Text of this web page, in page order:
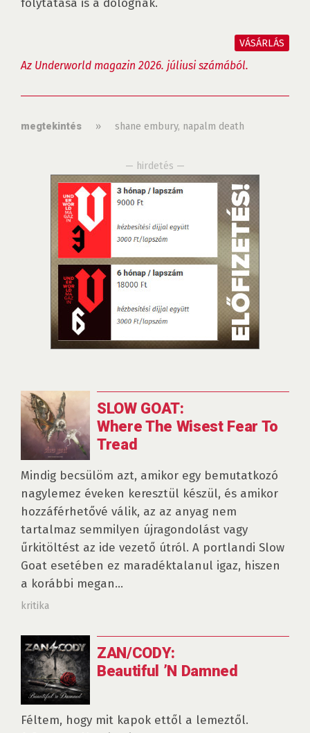
folytatása is a dolognak.
VÁSÁRLÁS
Az Underworld magazin 2026. júliusi számából.
megtekintés » shane embury, napalm death
— hirdetés —
SLOW GOAT:
Where The Wisest Fear To
Tread
Mindig becsülöm azt, amikor egy bemutatkozó
nagylemez éveken keresztül készül, és amikor
hozzáférhetővé válik, az az anyag nem
tartalmaz semmilyen újragondolást vagy
űrkitöltést az ide vezető útról. A portlandi Slow
Goat esetében ez maradéktalanul igaz, hiszen
a korábbi megan...
kritika
ZAN/CODY:
Beautiful ’N Damned
Féltem, hogy mit kapok ettől a lemeztől.